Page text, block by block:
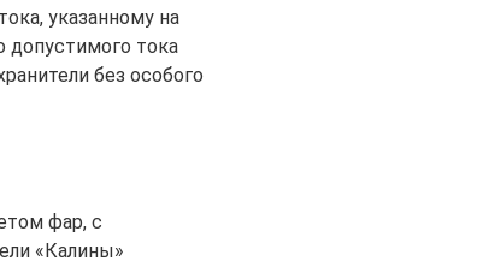
указанному на
допустимого тока
без особого
фар, с
«Калины»